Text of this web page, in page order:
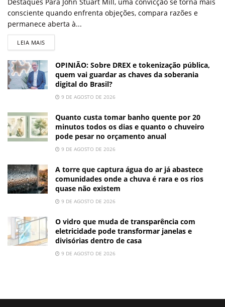
Destaques Para John Stuart Mill, uma convicção se torna mais
consciente quando enfrenta objeções, compara razões e
permanece aberta à...
LEIA MAIS
OPINIÃO: Sobre DREX e tokenização pública,
quem vai guardar as chaves da soberania
digital do Brasil?
9 DE AGOSTO DE 2026
Quanto custa tomar banho quente por 20
minutos todos os dias e quanto o chuveiro
pode pesar no orçamento anual
9 DE AGOSTO DE 2026
A torre que captura água do ar já abastece
comunidades onde a chuva é rara e os rios
quase não existem
9 DE AGOSTO DE 2026
O vidro que muda de transparência com
eletricidade pode transformar janelas e
divisórias dentro de casa
9 DE AGOSTO DE 2026